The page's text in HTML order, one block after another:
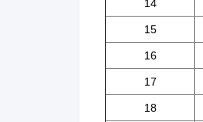
14
15
16
17
18